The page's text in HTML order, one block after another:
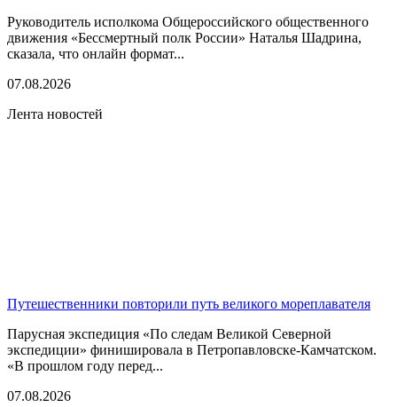
Руководитель исполкома Общероссийского общественного
движения «Бессмертный полк России» Наталья Шадрина,
сказала, что онлайн формат...
07.08.2026
Лента новостей
Путешественники повторили путь великого мореплавателя
Парусная экспедиция «По следам Великой Северной
экспедиции» финишировала в Петропавловске-Камчатском.
«В прошлом году перед...
07.08.2026